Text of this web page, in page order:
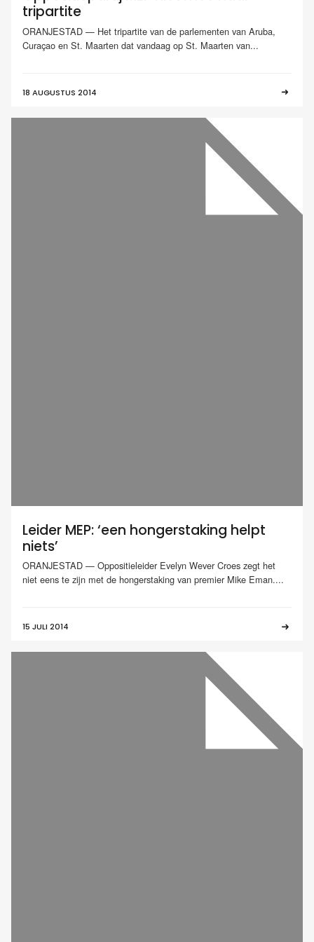
tripartite
ORANJESTAD — Het tripartite van de parlementen van Aruba,
Curaçao en St. Maarten dat vandaag op St. Maarten van...
18 AUGUSTUS 2014
Leider MEP: ‘een hongerstaking helpt
niets’
ORANJESTAD — Oppositieleider Evelyn Wever Croes zegt het
niet eens te zijn met de hongerstaking van premier Mike Eman....
15 JULI 2014